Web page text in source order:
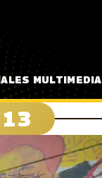
MULTIMEDIA
13